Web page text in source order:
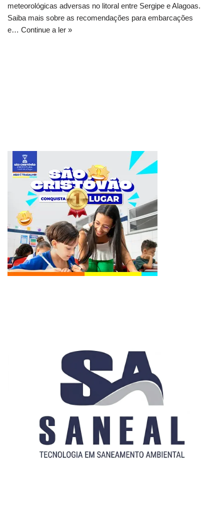
meteorológicas adversas no litoral entre Sergipe e Alagoas.
Saiba mais sobre as recomendações para embarcações
e… Continue a ler »